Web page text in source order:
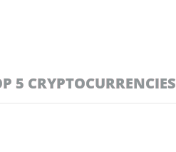
5 CRYPTOCURRENCIES